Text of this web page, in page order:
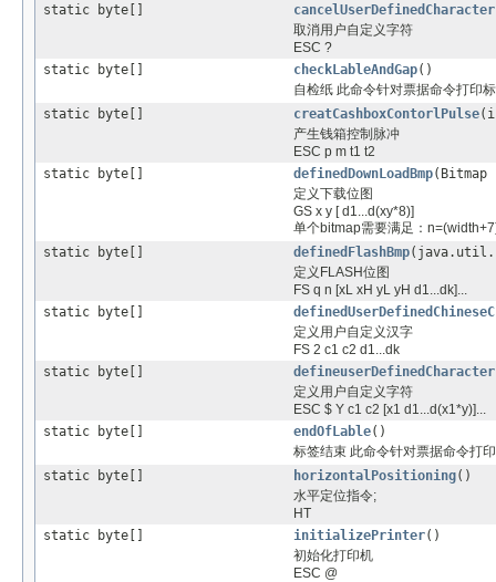
static byte[]
取消用户自定义字符
ESC ?
static byte[]
checkLableAndGap()
自检纸 此命令针对票据命令打印
static byte[]
creatCashboxContorlPulse
产生钱箱控制脉冲
ESC p m t1 t2
static byte[]
definedDownLoadBmp
定义下载位图
GS x y [ d1...d(xy*8)]
单个bitmap需要满足：
static byte[]
definedFlashBmp
定义FLASH位图
FS q n [xL xH yL yH d1...dk]...
static byte[]
定义用户自定义汉字
FS 2 c1 c2 d1...dk
static byte[]
定义用户自定义字符
ESC $ Y c1 c2 [x1 d1...d(x1*y)]...
static byte[]
endOfLable()
标签结束 此命令针对票据命令打
static byte[]
horizontalPositioning()
水平定位指令;
HT
static byte[]
initializePrinter()
初始化打印机
ESC @